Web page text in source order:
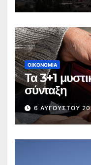
ΟΙΚΟΝΟΜΊΑ
Τα 3+1
σύνταξη
6 ΑΥΓΟΎΣΤΟΥ